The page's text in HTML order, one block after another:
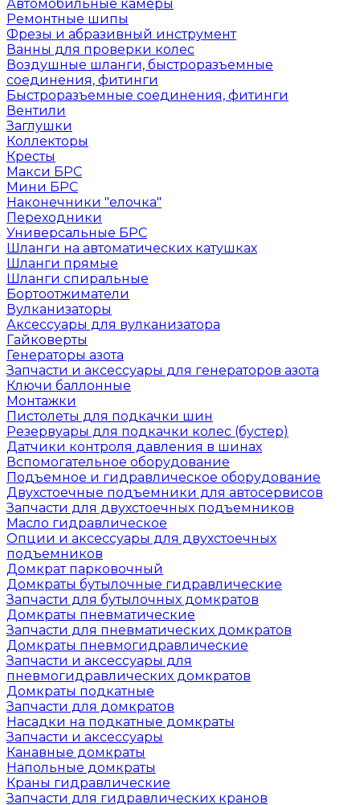
Автомобильные камеры
Ремонтные шипы
Фрезы и абразивный инструмент
Ванны для проверки колес
Воздушные шланги, быстроразъемные
соединения, фитинги
Быстроразъемные соединения, фитинги
Вентили
Заглушки
Коллекторы
Кресты
Макси БРС
Мини БРС
Наконечники "елочка"
Переходники
Универсальные БРС
Шланги на автоматических катушках
Шланги прямые
Шланги спиральные
Бортоотжиматели
Вулканизаторы
Аксессуары для вулканизатора
Гайковерты
Генераторы азота
Запчасти и аксессуары для генераторов азота
Ключи баллонные
Монтажки
Пистолеты для подкачки шин
Резервуары для подкачки колес (бустер)
Датчики контроля давления в шинах
Вспомогательное оборудование
Подъемное и гидравлическое оборудование
Двухстоечные подъемники для автосервисов
Запчасти для двухстоечных подъемников
Масло гидравлическое
Опции и аксессуары для двухстоечных
подъемников
Домкрат парковочный
Домкраты бутылочные гидравлические
Запчасти для бутылочных домкратов
Домкраты пневматические
Запчасти для пневматических домкратов
Домкраты пневмогидравлические
Запчасти и аксессуары для
пневмогидравлических домкратов
Домкраты подкатные
Запчасти для домкратов
Насадки на подкатные домкраты
Запчасти и аксессуары
Канавные домкраты
Напольные домкраты
Краны гидравлические
Запчасти для гидравлических кранов